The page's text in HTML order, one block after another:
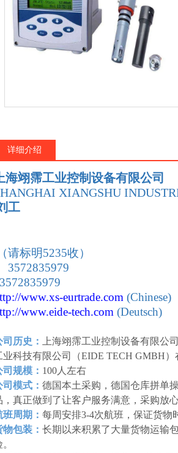
详细介绍
海翊霈工业控制设备有限公司
XIANGSHU
工
请标明5235收）
3572835979
www.xs-eurtrade.com (Chinese)
www.eide-tech.com (Deutsch)
司历史：
上海翊霈工业控制设备有限公
业科技有限公司（EIDE TECH GMBH
司规模： 100人左右
司模式： 德国本土采购，德国仓库拼单
，真正做到了让客户服务满意，采购放心
班周期： 每周安排3-4次航班，保证货物
物包装： 长期以来积累了大量货物运输